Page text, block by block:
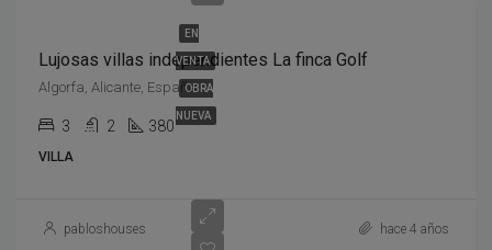
EN
VENTA
OBRA
NUEVA
Lujosas villas independientes La finca Golf
Algorfa, Alicante, España
3 2 380
VILLA
pabloshouses hace 4 años